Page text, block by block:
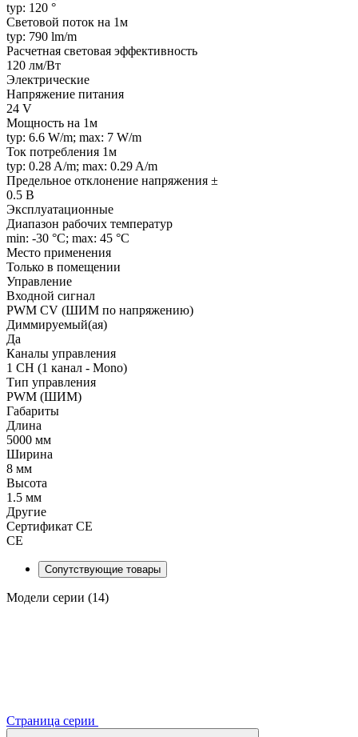
typ: 120 °
Световой поток на 1м
typ: 790 lm/m
Расчетная световая эффективность
120 лм/Вт
Электрические
Напряжение питания
24 V
Мощность на 1м
typ: 6.6 W/m; max: 7 W/m
Ток потребления 1м
typ: 0.28 A/m; max: 0.29 A/m
Предельное отклонение напряжения ±
0.5 В
Эксплуатационные
Диапазон рабочих температур
min: -30 °C; max: 45 °C
Место применения
Только в помещении
Управление
Входной сигнал
PWM СV (ШИМ по напряжению)
Диммируемый(ая)
Да
Каналы управления
1 CH (1 канал - Mono)
Тип управления
PWM (ШИМ)
Габариты
Длина
5000 мм
Ширина
8 мм
Высота
1.5 мм
Другие
Сертификат CE
CE
Сопутствующие товары
Модели серии (14)
Страница серии